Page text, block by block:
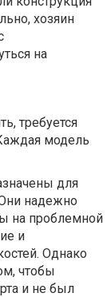
хозяин
на
требуется
модель
для
надежно
на проблемной
и
Однако
чтобы
и не был